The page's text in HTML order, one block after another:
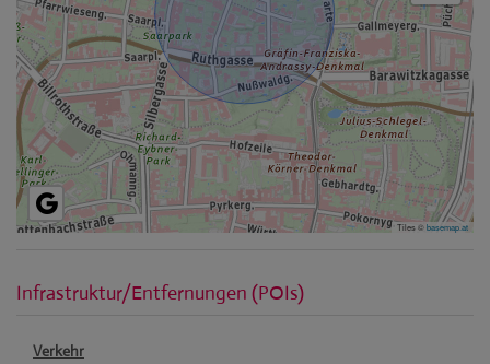
Tiles ©basemap.at
Infrastruktur/Entfernungen (POIs)
Verkehr